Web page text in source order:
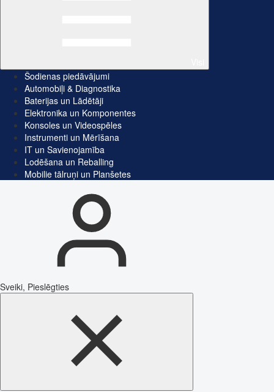
Šodienas piedāvājumi
Automobiļi & Diagnostika
Baterijas un Lādētāji
Elektronika un Komponentes
Konsoles un Videospēles
Instrumenti un Mērīšana
IT un Savienojamība
Lodēšana un Reballing
Mobilie tālruņi un Planšetes
Sveiki, Pieslēgties